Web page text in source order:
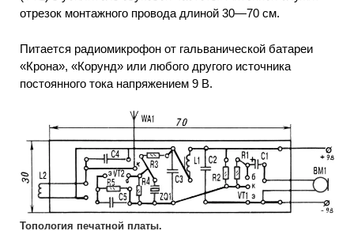
отрезок монтажного провода длиной 30—70 см.
Питается радиомикрофон от гальванической батареи
«Крона», «Корунд» или любого другого источника
постоянного тока напряжением 9 В.
Топология печатной платы.